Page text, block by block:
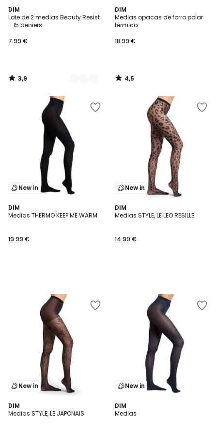
DIM
Lote de 2 medias Beauty Resist
- 15 deniers
7.99 €
3,9
/ 5
3
Colores
3,9
/
DIM
Medias opacas de forro polar
térmico
18.99 €
4,5
/ 5
4,5
/
New in
DIM
Medias THERMO KEEP ME WARM
19.99 €
New in
DIM
Medias STYLE, LE LEO RESILLE
14.99 €
New in
DIM
Medias STYLE, LE JAPONAIS
New in
DIM
Medias